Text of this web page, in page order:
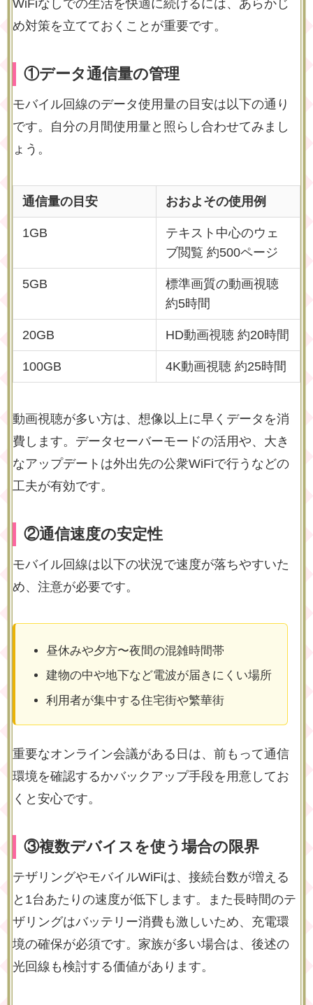
WiFiなしでの生活を快適に続けるには、あらかじ
め対策を立てておくことが重要です。
①データ通信量の管理
モバイル回線のデータ使用量の目安は以下の通り
です。自分の月間使用量と照らし合わせてみまし
ょう。
通信量の目安 おおよその使用例
1GB
テキスト中心のウェ
ブ閲覧 約500ページ
5GB
標準画質の動画視聴
約5時間
20GB HD動画視聴 約20時間
100GB 4K動画視聴 約25時間
動画視聴が多い方は、想像以上に早くデータを消
費します。データセーバーモードの活用や、大き
なアップデートは外出先の公衆WiFiで行うなどの
工夫が有効です。
②通信速度の安定性
モバイル回線は以下の状況で速度が落ちやすいた
め、注意が必要です。
昼休みや夕方〜夜間の混雑時間帯
建物の中や地下など電波が届きにくい場所
利用者が集中する住宅街や繁華街
重要なオンライン会議がある日は、前もって通信
環境を確認するかバックアップ手段を用意してお
くと安心です。
③複数デバイスを使う場合の限界
テザリングやモバイルWiFiは、接続台数が増える
と1台あたりの速度が低下します。また長時間のテ
ザリングはバッテリー消費も激しいため、充電環
境の確保が必須です。家族が多い場合は、後述の
光回線も検討する価値があります。